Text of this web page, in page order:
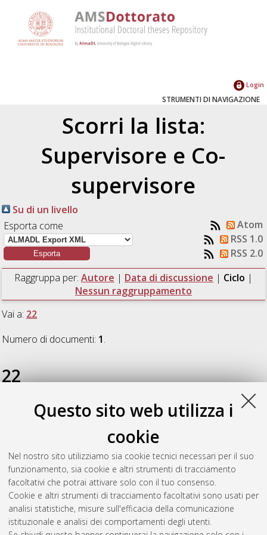
Questo sito web utilizza i
cookie
Nel nostro sito utilizziamo sia cookie tecnici necessari per il suo
funzionamento, sia cookie e altri strumenti di tracciamento
facoltativi che potrai attivare solo con il tuo consenso.
Cookie e altri strumenti di tracciamento facoltativi sono usati per
analisi statistiche, misure sull'efficacia della comunicazione
istituzionale e analisi dei comportamenti degli utenti.
Login
STRUMENTI DI NAVIGAZIONE
Scorri la lista:
Supervisore e Co-
supervisore
Su di un livello
Esporta come
Atom
RSS 1.0
RSS 2.0
Raggruppa per: Autore | Data di discussione | Ciclo |
Nessun raggruppamento
Vai a: 22
Numero di documenti: 1.
22
D’Oriano, Filippo(2010)Geological and Structural evolution of
the Eurasia Africa plate boundary in the Gulf of Cadiz Central
, [Dissertation thesis], Alma Mater
Studiorum Università di Bologna. Dottorato di ricerca in
Scienze della terra, 22 Ciclo. DOI
10.6092/unibo/amsdottorato/2982.
Questa lista e' stata generata il Thu Aug 6 20:48:28 2026